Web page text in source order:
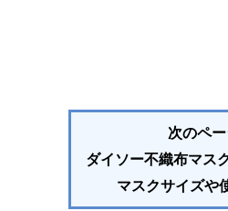
次のペ
ダイソー不織布マス
マスクサイズや